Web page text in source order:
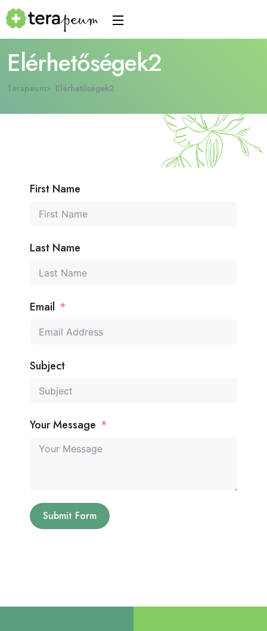
Elérhetőségek2
Terapeum Elérhetőségek2
First Name
Last Name
Email
Subject
Your Message
Submit Form